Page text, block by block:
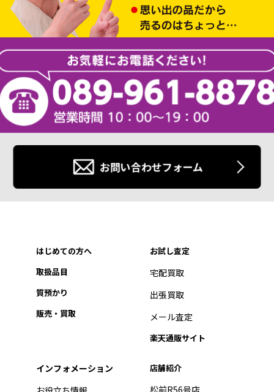
お問い合わせフォーム
はじめての方へ
取扱品目
質預かり
販売・買取
お試し査定
宅配買取
出張買取
メール査定
楽天通販サイト
インフォメーション
店舗紹介